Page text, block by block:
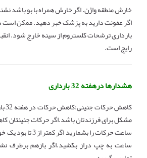
خارش منطقه واژن. اگر خارش همراه با بو باشد
اگر عفونت دارید به پزشک خبر دهید. ممکن
بارداری ترشحات کلستروم از سینه خارج شود.
رایج است.
هشدارها درهفته 32 بارداری
مشکل برای فرزندتان باشد.اگر حرکات جنینتان
ساعت حرکات را
ساعت به چپ دراز بکشید.اگر بازهم برطرف